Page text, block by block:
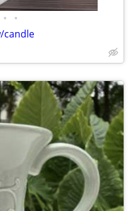
• •
candle